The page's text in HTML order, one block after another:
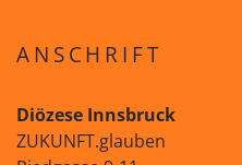
ANSCHRIFT
Diözese Innsbruck
ZUKUNFT.glauben